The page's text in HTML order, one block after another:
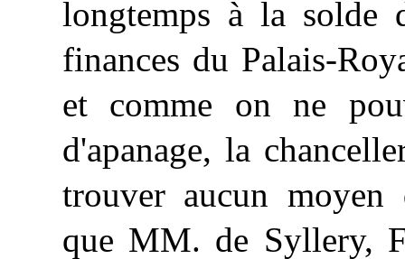
longtemps à la solde
finances du Palais-
et comme on ne
d'apanage, la
trouver aucun
que MM. de Syllery,